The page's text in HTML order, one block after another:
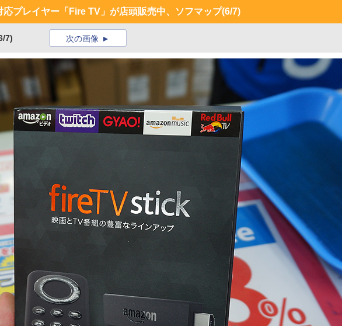
プレイヤー「Fire TV」が店頭販売中、ソフマップ(6/7)
7) 次の画像